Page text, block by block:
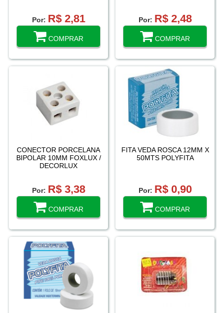
Por: R$ 2,81
COMPRAR
Por: R$ 2,48
COMPRAR
CONECTOR PORCELANA
BIPOLAR 10MM FOXLUX /
DECORLUX
Por: R$ 3,38
COMPRAR
FITA VEDA ROSCA 12MM X
50MTS POLYFITA
Por: R$ 0,90
COMPRAR